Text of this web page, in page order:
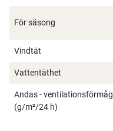
För säsong
Vindtät
Vattentäthet
Andas -
(g/m²/24 h)